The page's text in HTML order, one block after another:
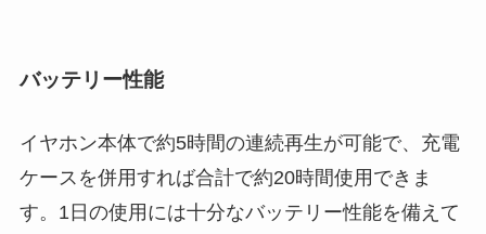
バッテリー性能
イヤホン本体で約5時間の連続再生が可能で、充電
ケースを併用すれば合計で約20時間使用できま
す。1日の使用には十分なバッテリー性能を備えて